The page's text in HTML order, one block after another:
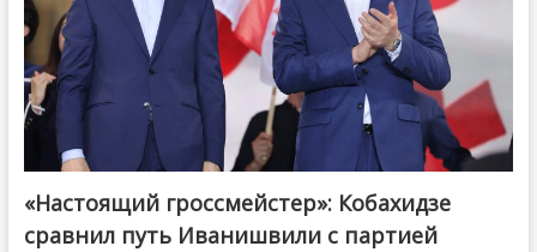
@ქართული ოცნება / Georgian Dream
«Настоящий гроссмейстер»: Кобахидзе
сравнил путь Иванишвили с партией